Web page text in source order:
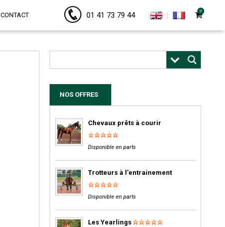
CONTACT 01 41 73 79 44 0
NOS OFFRES
Chevaux prêts à courir
Disponible en parts
Trotteurs à l'entrainement
Disponible en parts
Les Yearlings